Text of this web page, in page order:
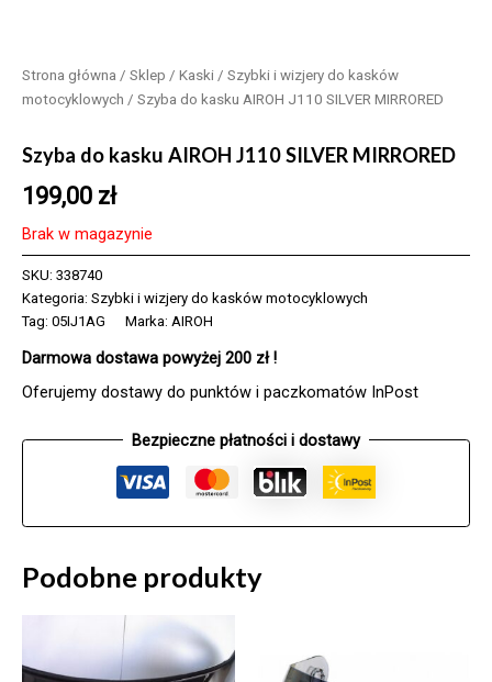
Strona główna / Sklep / Kaski / Szybki i wizjery do kasków
motocyklowych / Szyba do kasku AIROH J110 SILVER MIRRORED
Szyba do kasku AIROH J110 SILVER MIRRORED
199,00 zł
Brak w magazynie
SKU: 338740
Kategoria: Szybki i wizjery do kasków motocyklowych
Tag: 05IJ1AG Marka: AIROH
Darmowa dostawa powyżej 200 zł !
Oferujemy dostawy do punktów i paczkomatów InPost
Bezpieczne płatności i dostawy
Podobne produkty